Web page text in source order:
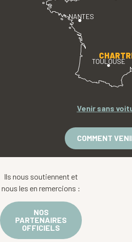
TOULOUSE
NANTES
Venir sans
COMMENT
Ils nous soutiennent et
nous les en remercions :
NOS
PARTENAIRES
OFFICIELS